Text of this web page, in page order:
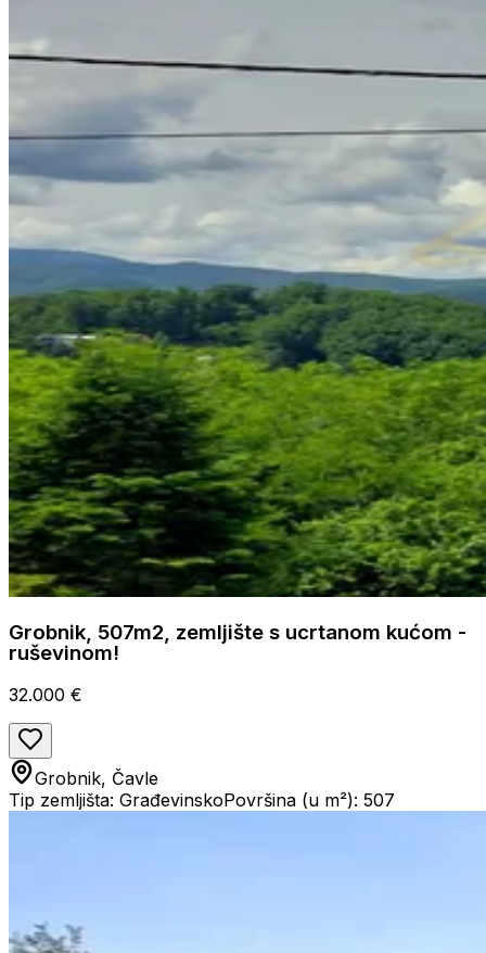
Grobnik, 507m2, zemljište s ucrtanom kućom -
ruševinom!
32.000 €
Grobnik, Čavle
Tip zemljišta: GrađevinskoPovršina (u m²): 507